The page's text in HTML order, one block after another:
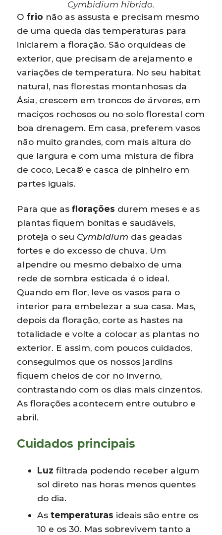
Cymbidium híbrido.
Ofrio não as assusta e precisam mesmo
de uma queda das temperaturas para
iniciarem a floração. São orquídeas de
exterior, que precisam de arejamento e
variações de temperatura. No seu habitat
natural, nas florestas montanhosas da
Ásia, crescem em troncos de árvores, em
maciços rochosos ou no solo florestal com
boa drenagem. Em casa, preferem vasos
não muito grandes, com mais altura do
que largura e com uma mistura de fibra
de coco, Leca® e casca de pinheiro em
partes iguais.
Para que as florações durem meses e as
plantas fiquem bonitas e saudáveis,
proteja o seu Cymbidium das geadas
fortes e do excesso de chuva. Um
alpendre ou mesmo debaixo de uma
rede de sombra esticada é o ideal.
Quando em flor, leve os vasos para o
interior para embelezar a sua casa. Mas,
depois da floração, corte as hastes na
totalidade e volte a colocar as plantas no
exterior. E assim, com poucos cuidados,
conseguimos que os nossos jardins
fiquem cheios de cor no inverno,
contrastando com os dias mais cinzentos.
As florações acontecem entre outubro e
abril.
Cuidados principais
Luz filtrada podendo receber algum
sol direto nas horas menos quentes
do dia.
As temperaturas ideais são entre os
10 e os 30. Mas sobrevivem tanto a